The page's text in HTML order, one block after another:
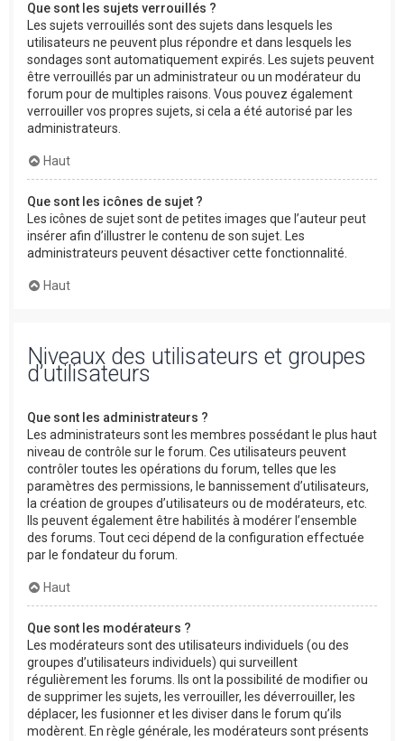
Que sont les sujets verrouillés ?
Les sujets verrouillés sont des sujets dans lesquels les
utilisateurs ne peuvent plus répondre et dans lesquels les
sondages sont automatiquement expirés. Les sujets peuvent
être verrouillés par un administrateur ou un modérateur du
forum pour de multiples raisons. Vous pouvez également
verrouiller vos propres sujets, si cela a été autorisé par les
administrateurs.
Haut
Que sont les icônes de sujet ?
Les icônes de sujet sont de petites images que l’auteur peut
insérer afin d’illustrer le contenu de son sujet. Les
administrateurs peuvent désactiver cette fonctionnalité.
Haut
Niveaux des utilisateurs et groupes
d’utilisateurs
Que sont les administrateurs ?
Les administrateurs sont les membres possédant le plus haut
niveau de contrôle sur le forum. Ces utilisateurs peuvent
contrôler toutes les opérations du forum, telles que les
paramètres des permissions, le bannissement d’utilisateurs,
la création de groupes d’utilisateurs ou de modérateurs, etc.
Ils peuvent également être habilités à modérer l’ensemble
des forums. Tout ceci dépend de la configuration effectuée
par le fondateur du forum.
Haut
Que sont les modérateurs ?
Les modérateurs sont des utilisateurs individuels (ou des
groupes d’utilisateurs individuels) qui surveillent
régulièrement les forums. Ils ont la possibilité de modifier ou
de supprimer les sujets, les verrouiller, les déverrouiller, les
déplacer, les fusionner et les diviser dans le forum qu’ils
modèrent. En règle générale, les modérateurs sont présents